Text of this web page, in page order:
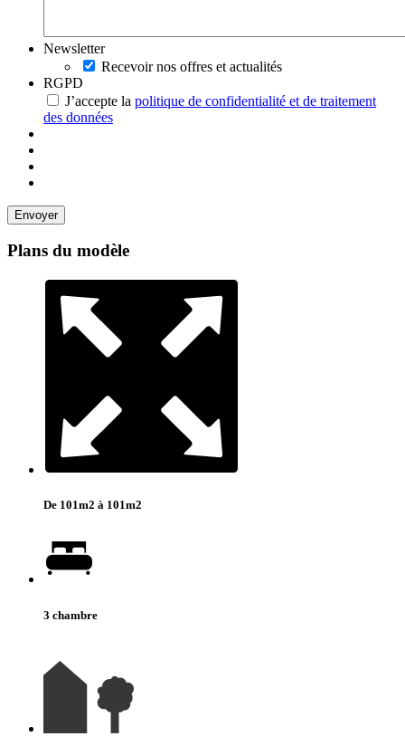
Newsletter
Recevoir nos offres et actualités
RGPD
J’accepte la politique de confidentialité et de traitement
des données
Plans du modèle
De 101m2 à 101m2
3 chambre